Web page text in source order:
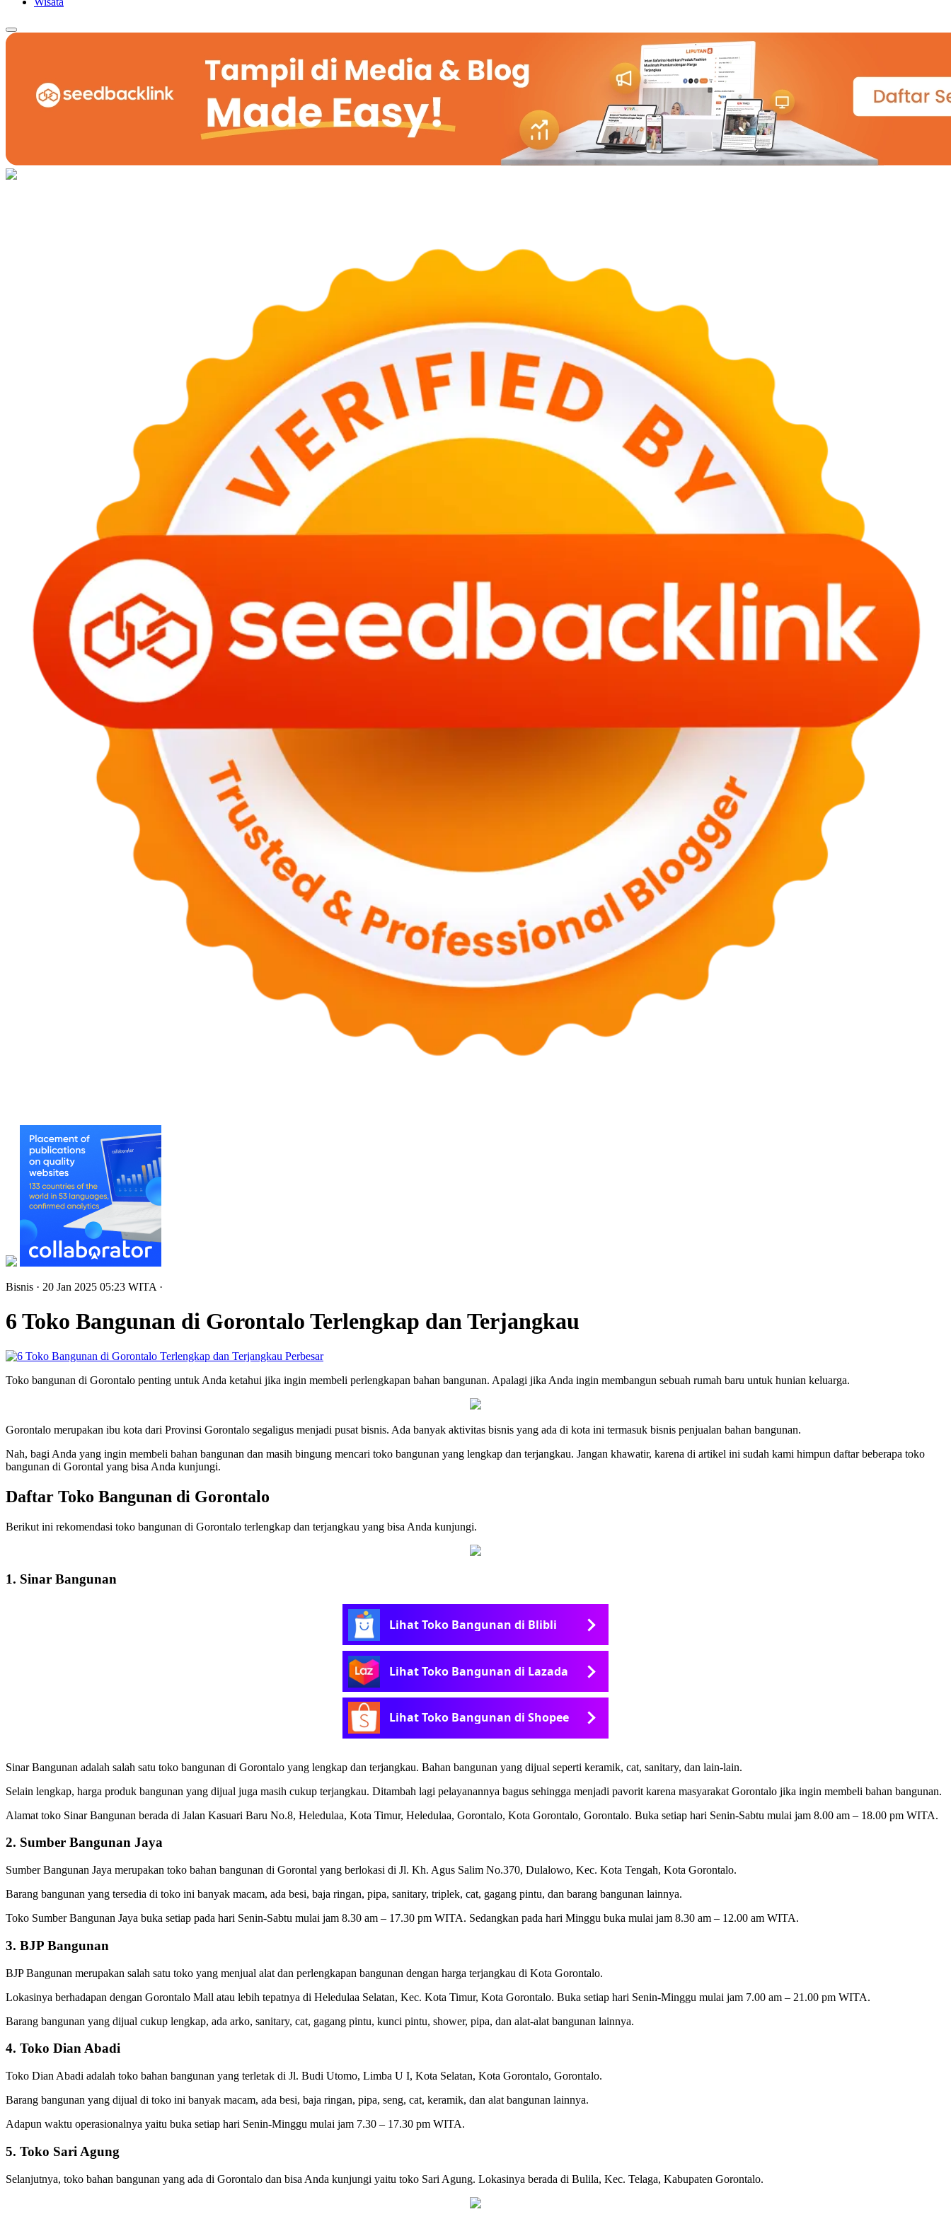
Bisnis · 20 Jan 2025 05:23 WITA ·
6 Toko Bangunan di Gorontalo Terlengkap dan Terjangkau
Perbesar
Toko bangunan di Gorontalo penting untuk Anda ketahui jika ingin membeli perlengkapan bahan bangunan. Apalagi jika Anda ingin membangun sebuah rumah baru untuk hunian keluarga.
Gorontalo merupakan ibu kota dari Provinsi Gorontalo segaligus menjadi pusat bisnis. Ada banyak aktivitas bisnis yang ada di kota ini termasuk bisnis penjualan bahan bangunan.
Nah, bagi Anda yang ingin membeli bahan bangunan dan masih bingung mencari toko bangunan yang lengkap dan terjangkau. Jangan khawatir, karena di artikel ini sudah kami himpun daftar beberapa toko
bangunan di Gorontal yang bisa Anda kunjungi.
Daftar Toko Bangunan di Gorontalo
Berikut ini rekomendasi toko bangunan di Gorontalo terlengkap dan terjangkau yang bisa Anda kunjungi.
1. Sinar Bangunan
Lihat Toko Bangunan di Blibli
Lihat Toko Bangunan di Lazada
Lihat Toko Bangunan di Shopee
Sinar Bangunan adalah salah satu toko bangunan di Gorontalo yang lengkap dan terjangkau. Bahan bangunan yang dijual seperti keramik, cat, sanitary, dan lain-lain.
Selain lengkap, harga produk bangunan yang dijual juga masih cukup terjangkau. Ditambah lagi pelayanannya bagus sehingga menjadi pavorit karena masyarakat Gorontalo jika ingin membeli bahan bangunan.
Alamat toko Sinar Bangunan berada di Jalan Kasuari Baru No.8, Heledulaa, Kota Timur, Heledulaa, Gorontalo, Kota Gorontalo, Gorontalo. Buka setiap hari Senin-Sabtu mulai jam 8.00 am – 18.00 pm WITA.
2. Sumber Bangunan Jaya
Sumber Bangunan Jaya merupakan toko bahan bangunan di Gorontal yang berlokasi di Jl. Kh. Agus Salim No.370, Dulalowo, Kec. Kota Tengah, Kota Gorontalo.
Barang bangunan yang tersedia di toko ini banyak macam, ada besi, baja ringan, pipa, sanitary, triplek, cat, gagang pintu, dan barang bangunan lainnya.
Toko Sumber Bangunan Jaya buka setiap pada hari Senin-Sabtu mulai jam 8.30 am – 17.30 pm WITA. Sedangkan pada hari Minggu buka mulai jam 8.30 am – 12.00 am WITA.
3. BJP Bangunan
BJP Bangunan merupakan salah satu toko yang menjual alat dan perlengkapan bangunan dengan harga terjangkau di Kota Gorontalo.
Lokasinya berhadapan dengan Gorontalo Mall atau lebih tepatnya di Heledulaa Selatan, Kec. Kota Timur, Kota Gorontalo. Buka setiap hari Senin-Minggu mulai jam 7.00 am – 21.00 pm WITA.
Barang bangunan yang dijual cukup lengkap, ada arko, sanitary, cat, gagang pintu, kunci pintu, shower, pipa, dan alat-alat bangunan lainnya.
4. Toko Dian Abadi
Toko Dian Abadi adalah toko bahan bangunan yang terletak di Jl. Budi Utomo, Limba U I, Kota Selatan, Kota Gorontalo, Gorontalo.
Barang bangunan yang dijual di toko ini banyak macam, ada besi, baja ringan, pipa, seng, cat, keramik, dan alat bangunan lainnya.
Adapun waktu operasionalnya yaitu buka setiap hari Senin-Minggu mulai jam 7.30 – 17.30 pm WITA.
5. Toko Sari Agung
Selanjutnya, toko bahan bangunan yang ada di Gorontalo dan bisa Anda kunjungi yaitu toko Sari Agung. Lokasinya berada di Bulila, Kec. Telaga, Kabupaten Gorontalo.